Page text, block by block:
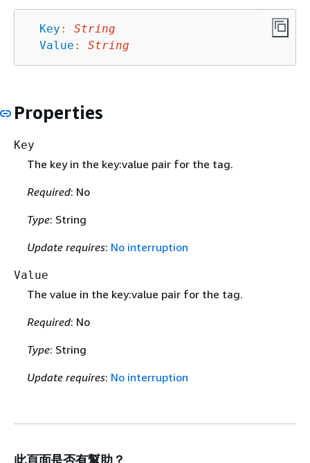
Key :
String
Value : String
Properties
Key
The key in the key:value pair for the tag.
Required: No
Type: String
Update requires: No interruption
Value
The value in the key:value pair for the tag.
Required: No
Type: String
Update requires: No interruption
此頁面是否有幫助？